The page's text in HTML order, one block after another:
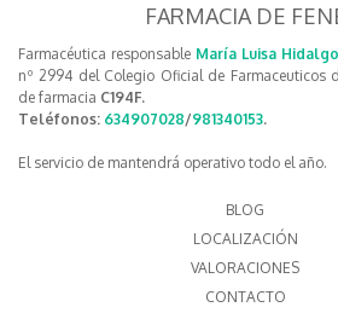
FARMACIA DE
Farmacéutica responsable María Luisa
nº 2994 del Colegio Oficial de Farmaceuticos
de farmacia C194F.
Teléfonos: 634907028/981340153.
El servicio de mantendrá operativo todo el año.
BLOG
LOCALIZACIÓN
VALORACIONES
CONTACTO